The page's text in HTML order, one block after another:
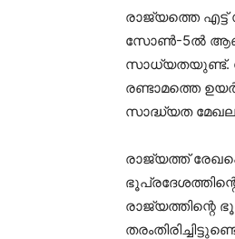
രാജ്യത്തെ
സോൺ-5ൽ ആണ്.
സാധ്യതയുണ്ട്.
രണ്ടാമത്തെ
സാദ്ധ്യത
രാജ്യത്ത്
രാജ്യത്തിന്റെ